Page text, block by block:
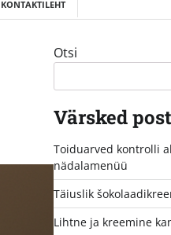
KONTAKTILEHT
Otsi
Värsked
Toiduarved kontrolli
nädalamenüü
Täiuslik
Lihtne ja kreemine